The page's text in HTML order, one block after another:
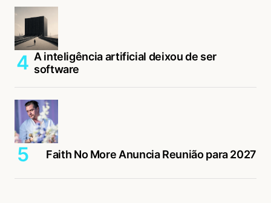
A inteligência artificial deixou de ser
software
Faith No More Anuncia Reunião para 2027